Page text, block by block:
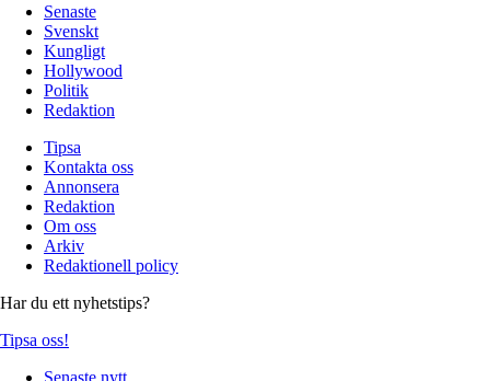
Senaste
Svenskt
Kungligt
Hollywood
Politik
Redaktion
Tipsa
Kontakta oss
Annonsera
Redaktion
Om oss
Arkiv
Redaktionell policy
Har du ett nyhetstips?
Tipsa oss!
Senaste nytt